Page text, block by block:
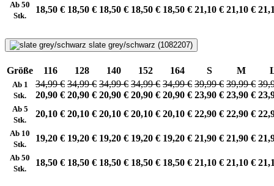
Ab 50
Stk.
18,50 € 18,50 € 18,50 € 18,50 € 18,50 € 21,10 € 21,10 €
slate grey/schwarz (1082207)
Größe 116 128 140 152 164 S M
Ab 1
Stk.
34,99 €
20,90 €
34,99 €
20,90 €
34,99 €
20,90 €
34,99 €
20,90 €
34,99 €
20,90 €
39,99 €
23,90 €
39,99 €
23,90 €
Ab 5
Stk.
20,10 € 20,10 € 20,10 € 20,10 € 20,10 € 22,90 € 22,90 €
Ab 10
Stk.
19,20 € 19,20 € 19,20 € 19,20 € 19,20 € 21,90 € 21,90 €
Ab 50
Stk.
18,50 € 18,50 € 18,50 € 18,50 € 18,50 € 21,10 € 21,10 €